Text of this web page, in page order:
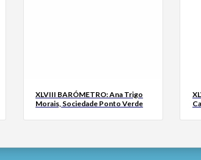
XLVIII BARÓMETRO: Ana Trigo
Morais, Sociedade Ponto Verde